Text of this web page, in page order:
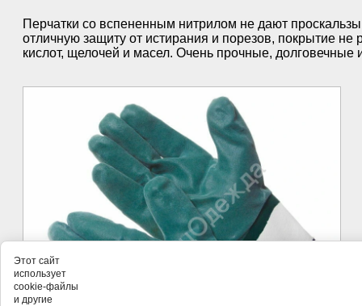
Перчатки со вспененным нитрилом не дают
отличную защиту от истирания и порезов, покрытие не
кислот, щелочей и масел. Очень прочные,
Этот сайт
использует
cookie-файлы
и другие